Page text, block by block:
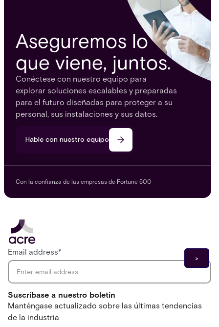
Aseguremos lo
que viene, juntos.
Conéctese con nuestro equipo para
explorar soluciones escalables y preparadas
para el futuro diseñadas para proteger a su
personal, sus instalaciones y sus datos.
Hable con nuestro equipo
Con la confianza de las empresas de Fortune 500
Suscríbase a nuestro boletín
Manténgase actualizado sobre las últimas tendencias
de la industria
Email address*